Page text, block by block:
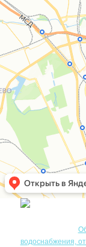
водоснабжения,